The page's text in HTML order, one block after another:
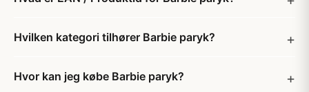
Hvilken kategori tilhører Barbie paryk?
Hvor kan jeg købe Barbie paryk?